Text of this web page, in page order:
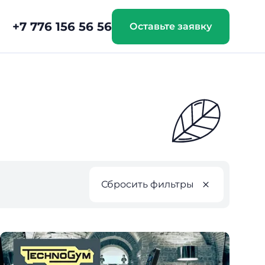
+7 776 156 56 56 Оставьте заявку
Сбросить фильтры